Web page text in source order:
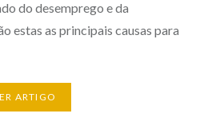
do desemprego e da
estas as principais causas para
ARTIGO